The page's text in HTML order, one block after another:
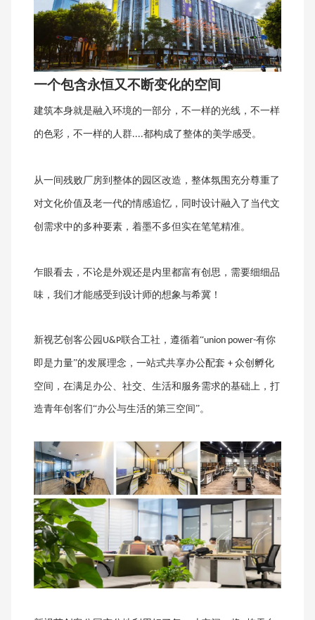
一个包含永恒又不断变化的空间
建筑本身就是融入环境的一部分，不一样的光线，不一样
的色彩，不一样的人群....都构成了整体的美学感受。
从一间残败厂房到 整体的园区改造，整体氛围充分尊重了
对文化价值及老一代的情感追忆，同时设计融入了当代文
创 需求中的多种要素 ，着墨不多但实在笔笔精准。
乍眼看去，不论是外观还是内里都富有创思，需要细细品
味，我们才能感受到设计师的想象与希冀！
新视艺创客公园 U&P联合工社，遵循着“union power-有你
即是力量”的发展理念，一站式共享办公配套 + 众创孵化
空间，在满足办公、社交、生活和服务需求的基础上，打
造青年创客们“办公与生活的第三空间”。